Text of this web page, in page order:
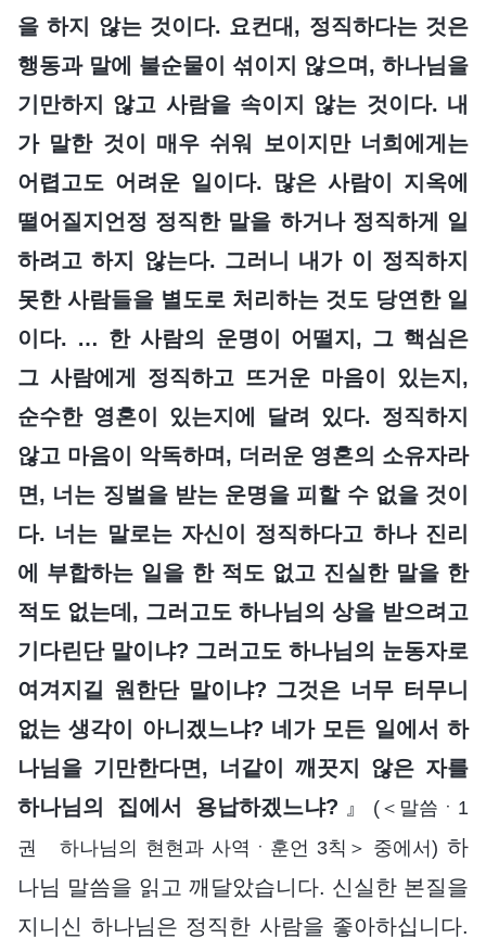
을 하지 않는 것이다. 요컨대, 정직하다는 것은
행동과 말에 불순물이 섞이지 않으며, 하나님을
기만하지 않고 사람을 속이지 않는 것이다. 내
가 말한 것이 매우 쉬워 보이지만 너희에게는
어렵고도 어려운 일이다. 많은 사람이 지옥에
떨어질지언정 정직한 말을 하거나 정직하게 일
하려고 하지 않는다. 그러니 내가 이 정직하지
못한 사람들을 별도로 처리하는 것도 당연한 일
이다. … 한 사람의 운명이 어떨지, 그 핵심은
그 사람에게 정직하고 뜨거운 마음이 있는지,
순수한 영혼이 있는지에 달려 있다. 정직하지
않고 마음이 악독하며, 더러운 영혼의 소유자라
면, 너는 징벌을 받는 운명을 피할 수 없을 것이
다. 너는 말로는 자신이 정직하다고 하나 진리
에 부합하는 일을 한 적도 없고 진실한 말을 한
적도 없는데, 그러고도 하나님의 상을 받으려고
기다린단 말이냐? 그러고도 하나님의 눈동자로
여겨지길 원한단 말이냐? 그것은 너무 터무니
없는 생각이 아니겠느냐? 네가 모든 일에서 하
나님을 기만한다면, 너같이 깨끗지 않은 자를
하나님의 집에서 용납하겠느냐? 』 (＜말씀ㆍ1
권 하나님의 현현과 사역ㆍ훈언 3칙＞ 중에서) 하
나님 말씀을 읽고 깨달았습니다. 신실한 본질을
지니신 하나님은 정직한 사람을 좋아하십니다.